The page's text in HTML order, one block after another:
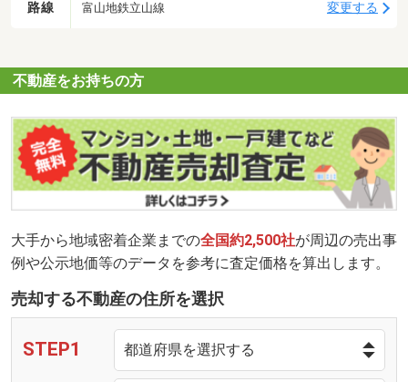
路線 富山地鉄立山線 変更する
不動産をお持ちの方
大手から地域密着企業までの全国約2,500社が周辺の売出事
例や公示地価等のデータを参考に査定価格を算出します。
売却する不動産の住所を選択
STEP1